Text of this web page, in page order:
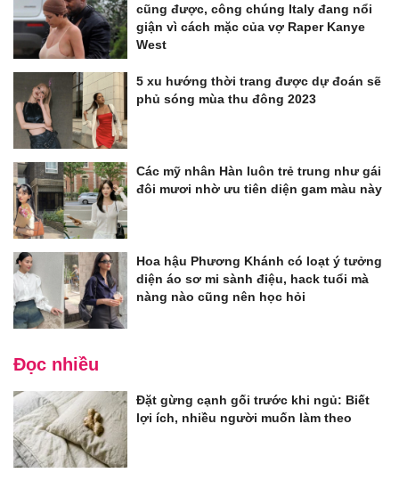
cũng được, công chúng Italy đang nổi
giận vì cách mặc của vợ Raper Kanye
West
5 xu hướng thời trang được dự đoán sẽ
phủ sóng mùa thu đông 2023
Các mỹ nhân Hàn luôn trẻ trung như gái
đôi mươi nhờ ưu tiên diện gam màu này
Hoa hậu Phương Khánh có loạt ý tưởng
diện áo sơ mi sành điệu, hack tuổi mà
nàng nào cũng nên học hỏi
Đọc nhiều
Đặt gừng cạnh gối trước khi ngủ: Biết
lợi ích, nhiều người muốn làm theo